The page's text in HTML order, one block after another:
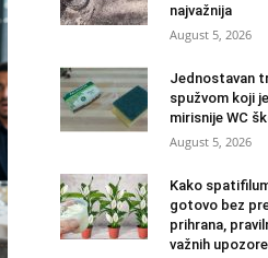
najvažnija
August 5, 2026
Jednostavan
spužvom koji
mirisnije WC
August 5, 2026
Kako
gotovo bez
prihrana,
važnih